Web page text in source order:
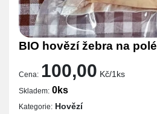
BIO hovězí žebra na
Cena: 100,00 Kč/1ks
Skladem: 0ks
Kategorie: Hovězí